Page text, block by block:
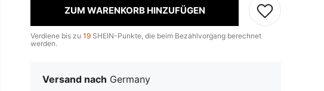
ZUM WARENKORB HINZUFÜGEN
Verdiene bis zu 19 SHEIN-Punkte, die beim Bezahlvorgang berechnet
werden.
Versand nach Germany